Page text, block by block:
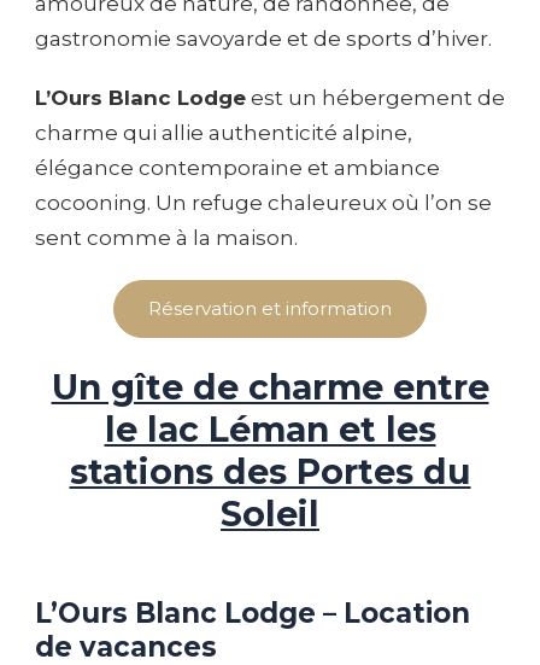
gastronomie savoyarde et de sports d’hiver.
L’Ours Blanc Lodge est un hébergement de
charme qui allie authenticité alpine,
élégance contemporaine et ambiance
cocooning. Un refuge chaleureux où l’on se
sent comme à la maison.
Réservation et information
Un gîte de charme entre
le lac Léman et les
stations des Portes du
Soleil
L’Ours Blanc Lodge – Location
de vacances